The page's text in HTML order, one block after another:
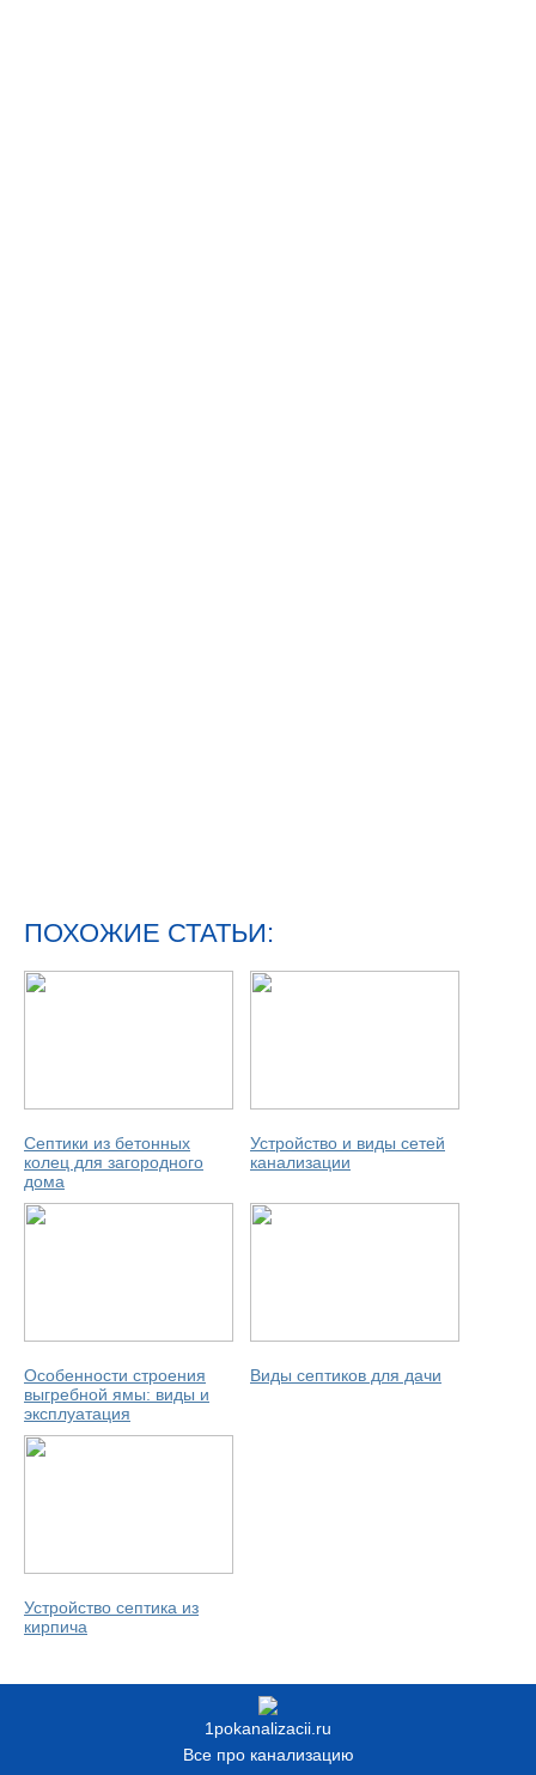
ПОХОЖИЕ СТАТЬИ:
Септики из бетонных
колец для загородного
дома
Устройство и виды сетей
канализации
Особенности строения
выгребной ямы: виды и
эксплуатация
Виды септиков для дачи
Устройство септика из
кирпича
1pokanalizacii.ru
Все про канализацию